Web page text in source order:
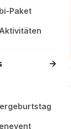
PaketFrage
8 Fragen